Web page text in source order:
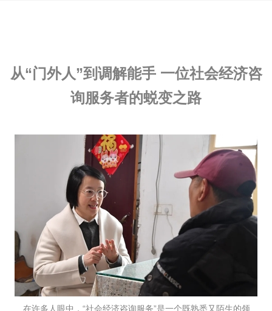
从“门外人”到调解能手 一位社会经济咨
询服务者的蜕变之路
在许多人眼中，“社会经济咨询服务”是一个既熟悉又陌生的领